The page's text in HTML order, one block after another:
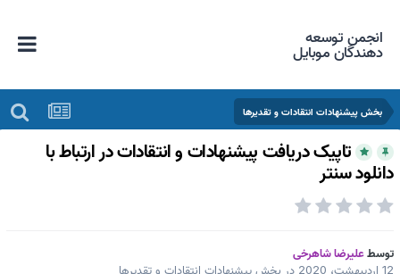
انجمن توسعه
دهندگان موبایل
بخش پیشنهادات انتقادات و تقدیرها
تاپیک دریافت پیشنهادات و انتقادات در ارتباط با
سنتر
علیرضا شاهرخی
2020
دربخش پیشنهادات انتقادات و تقدیرها